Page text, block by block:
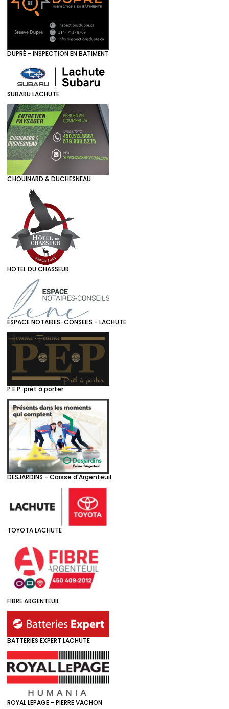
DUPRÉ - INSPECTION EN BATIMENT
SUBARU LACHUTE
CHOUINARD & DUCHESNEAU
HOTEL DU CHASSEUR
ESPACE NOTAIRES-CONSEILS - LACHUTE
P.E.P. prêt à porter
DESJARDINS - Caisse d'Argenteuil
TOYOTA LACHUTE
FIBRE ARGENTEUIL
BATTERIES EXPERT LACHUTE
ROYAL LEPAGE - PIERRE VACHON